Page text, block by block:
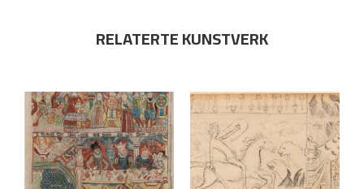
RELATERTE KUNSTVERK